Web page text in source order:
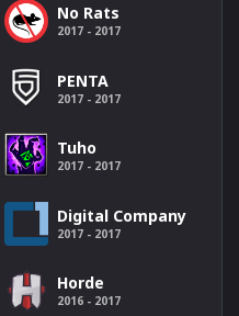
No Rats
2017 - 2017
PENTA
2017 - 2017
Tuho
2017 - 2017
Digital Company
2017 - 2017
Horde
2016 - 2017